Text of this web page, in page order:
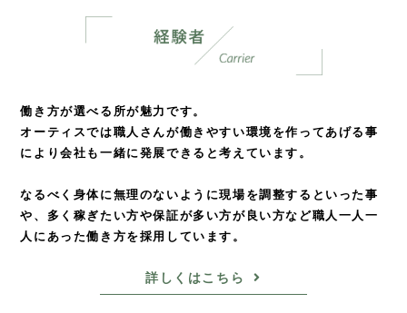
働き方が選べる所が魅力です。
オーティスでは職人さんが働きやすい環境を作ってあげる事
により会社も一緒に発展できると考えています。
なるべく身体に無理のないように現場を調整するといった事
や、 多く稼ぎたい方や保証が多い方が良い方など職人一人一
人にあった働き方を採用しています。
詳しくはこちら